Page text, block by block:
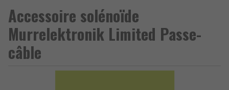
Accessoire solénoïde
Murrelektronik Limited Passe-
câble